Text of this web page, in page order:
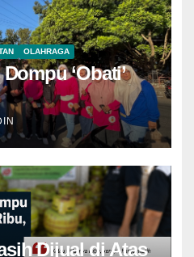
OLAHRAGA
‘Obati’
Dijual di Atas